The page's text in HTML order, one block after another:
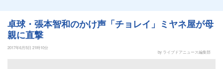
卓球・張本智和のかけ声「チョレイ」ミヤネ屋が母
親に直撃
2017年6月5日 21時10分
by ライブドアニュース編集部